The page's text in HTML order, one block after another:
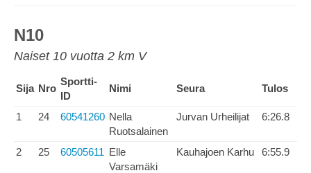
N10
Naiset 10 vuotta 2 km V
Sija Nro
Sportti-
ID
Nimi Seura Tulos
1 24 60541260 Nella
Ruotsalainen
Jurvan Urheilijat 6:26.8
2 25 60505611 Elle
Varsamäki
Kauhajoen Karhu 6:55.9